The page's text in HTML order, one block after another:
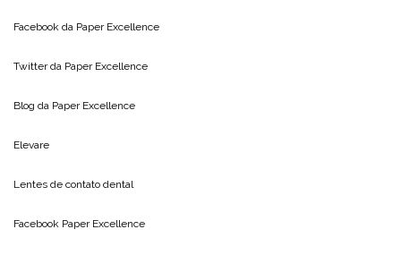
Facebook da Paper Excellence
Twitter da Paper Excellence
Blog da Paper Excellence
Elevare
Lentes de contato dental
Facebook Paper Excellence